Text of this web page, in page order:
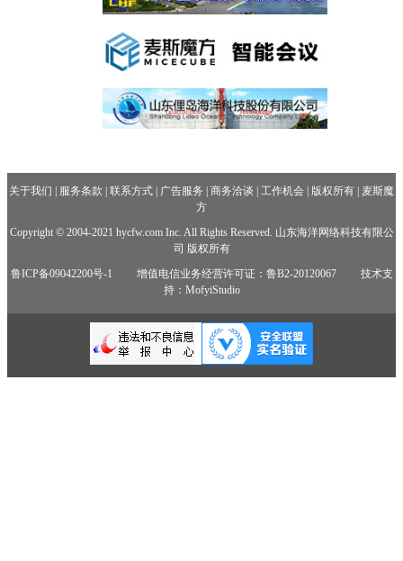
关于我们 服务条款 联系方式 广告服务 商务洽谈 工作机会 版权所有
麦斯魔
方
Copyright © 2004-2021 hycfw.com Inc. All Rights Reserved. 山东海洋网络科技有限公
司 版权所有
鲁ICP备09042200号-1
增值电信业务经营许可证：鲁B2-20120067
技术支
持：MofyiStudio